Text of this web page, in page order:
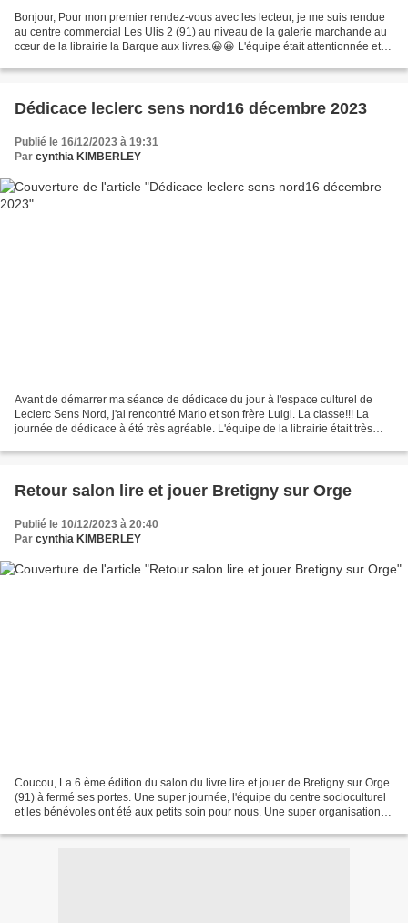
Bonjour, Pour mon premier rendez-vous avec les lecteur, je me suis rendue
au centre commercial Les Ulis 2 (91) au niveau de la galerie marchande au
cœur de la librairie la Barque aux livres.😀😀 L'équipe était attentionnée et
Dédicace leclerc sens nord16 décembre 2023
Publié le 16/12/2023 à 19:31
Par cynthia KIMBERLEY
Avant de démarrer ma séance de dédicace du jour à l'espace culturel de
Leclerc Sens Nord, j'ai rencontré Mario et son frère Luigi. La classe!!! La
journée de dédicace à été très agréable. L'équipe de la librairie était très
Retour salon lire et jouer Bretigny sur Orge
Publié le 10/12/2023 à 20:40
Par cynthia KIMBERLEY
Coucou, La 6 ème édition du salon du livre lire et jouer de Bretigny sur Orge
(91) à fermé ses portes. Une super journée, l'équipe du centre socioculturel
et les bénévoles ont été aux petits soin pour nous. Une super organisation.